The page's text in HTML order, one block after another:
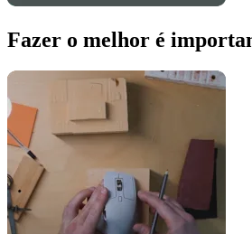
Fazer o melhor é